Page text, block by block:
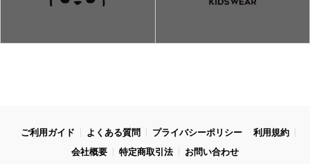
ご利用ガイド よくある質問 プライバシーポリシー
利用規約
会社概要
特定商取引法 お問い合わせ